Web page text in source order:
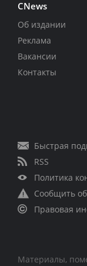
CNews
Об издании
Реклама
Вакансии
Контакты
Быстрая
RSS
Политика
Сообщить
Правовая
Материалы,